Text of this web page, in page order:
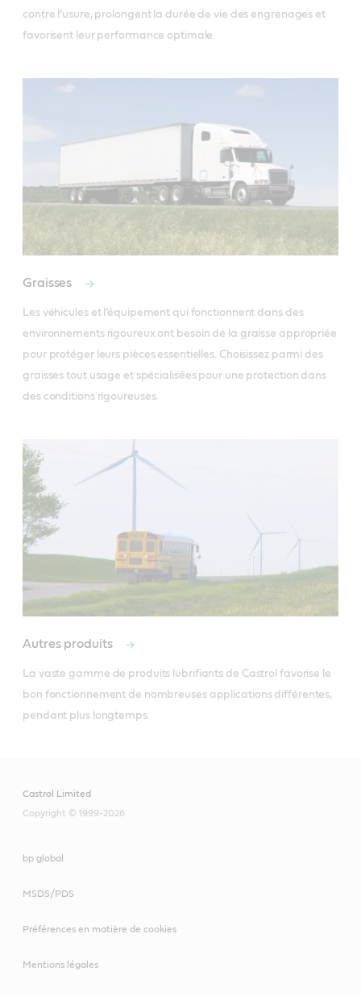
contre l’usure, prolongent la durée de vie des engrenages et
favorisent leur performance optimale.
Graisses
Les véhicules et l’équipement qui fonctionnent dans des
environnements rigoureux ont besoin de la graisse appropriée
pour protéger leurs pièces essentielles. Choisissez parmi des
graisses tout usage et spécialisées pour une protection dans
des conditions rigoureuses.
Autres produits
La vaste gamme de produits lubrifiants de Castrol favorise le
bon fonctionnement de nombreuses applications différentes,
pendant plus longtemps.
Castrol Limited
Copyright © 1999-2026
bp global
MSDS/PDS
Préférences en matière de cookies
Mentions légales